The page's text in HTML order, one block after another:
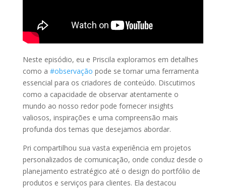
Neste episódio, eu e Priscila exploramos em detalhes
como a #observação pode se tornar uma ferramenta
essencial para os criadores de conteúdo. Discutimos
como a capacidade de observar atentamente o
mundo ao nosso redor pode fornecer insights
valiosos, inspirações e uma compreensão mais
profunda dos temas que desejamos abordar.
Pri compartilhou sua vasta experiência em projetos
personalizados de comunicação, onde conduz desde o
planejamento estratégico até o design do portfólio de
produtos e serviços para clientes. Ela destacou